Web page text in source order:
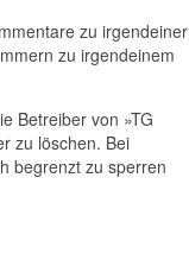
zu irgendeiner
zu irgendeinem
Betreiber von »TG
zu löschen. Bei
begrenzt zu sperren